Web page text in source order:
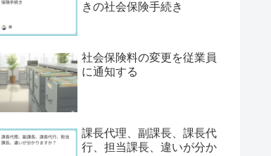
きの社会保険手続き
社会保険料の変更を従業員
に通知する
課長代理、副課長、課長代
行、担当課長、違いが分か